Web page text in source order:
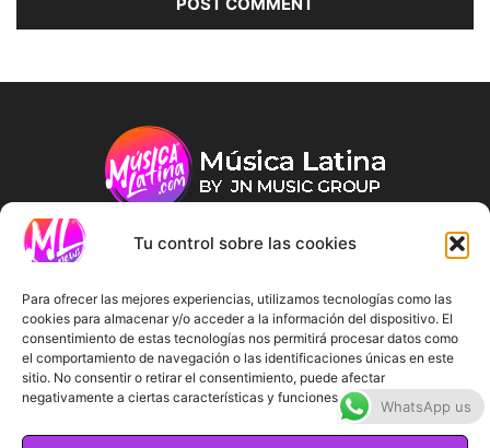
Tu control sobre las cookies
Para ofrecer las mejores experiencias, utilizamos tecnologías como las
cookies para almacenar y/o acceder a la información del dispositivo. El
consentimiento de estas tecnologías nos permitirá procesar datos como
el comportamiento de navegación o las identificaciones únicas en este
sitio. No consentir o retirar el consentimiento, puede afectar
negativamente a ciertas características y funciones.
FOLLOW US
WhatsApp us